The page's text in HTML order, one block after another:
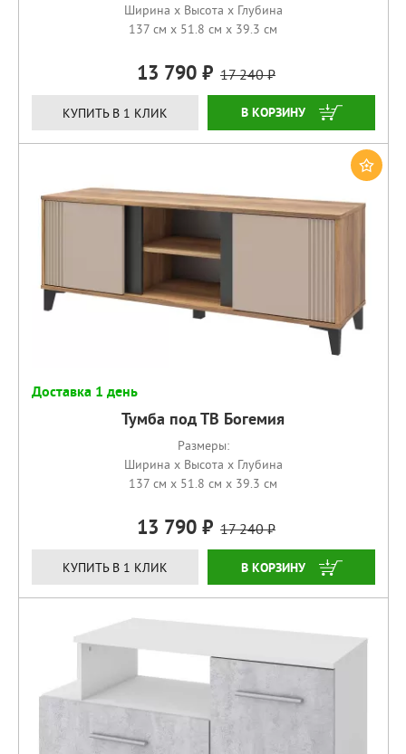
Ширина x Высота x Глубина
137 см x 51.8 см x 39.3 см
13 790 17 240
КУПИТЬ В 1 КЛИК КУПИТЬ
Доставка 1 день
Тумба под ТВ Богемия
Размеры:
Ширина x Высота x Глубина
137 см x 51.8 см x 39.3 см
13 790 17 240
КУПИТЬ В 1 КЛИК КУПИТЬ